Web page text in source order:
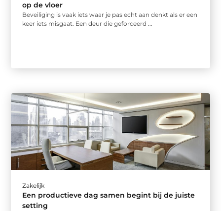
op de vloer
Beveiliging is vaak iets waar je pas echt aan denkt als er een
keer iets misgaat. Een deur die geforceerd ...
Zakelijk
Een productieve dag samen begint bij de juiste
setting